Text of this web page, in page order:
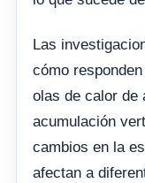
Las
cómo
olas de calor de
acumulación
cambios en la
afectan a